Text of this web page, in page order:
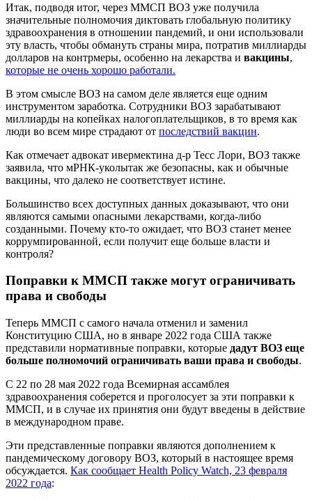
Итак, подводя итог, через ММСП ВОЗ уже получила
значительные полномочия диктовать глобальную политику
здравоохранения в отношении пандемий, и они использовали
эту власть, чтобы обмануть страны мира, потратив миллиарды
долларов на контрмеры, особенно на лекарства и вакцины,
которые не очень хорошо работали.
В этом смысле ВОЗ на самом деле является еще одним
инструментом заработка. Сотрудники ВОЗ зарабатывают
миллиарды на копейках налогоплательщиков, в то время как
люди во всем мире страдают от последствий вакцин.
Как отмечает адвокат ивермектина д-р Тесс Лори, ВОЗ также
заявила, что мРНК-уколытак же безопасны, как и обычные
вакцины, что далеко не соответствует истине.
Большинство всех доступных данных доказывают, что они
являются самыми опасными лекарствами, когда-либо
созданными. Почему кто-то ожидает, что ВОЗ станет менее
коррумпированной, если получит еще больше власти и
контроля?
Поправки к ММСП также могут ограничивать
права и свободы
Теперь ММСП с самого начала отменил и заменил
Конституцию США, но в январе 2022 года США также
представили нормативные поправки, которые дадут ВОЗ еще
больше полномочий ограничивать ваши права и свободы.
С 22 по 28 мая 2022 года Всемирная ассамблея
здравоохранения соберется и проголосует за эти поправки к
ММСП, и в случае их принятия они будут введены в действие
в международном праве.
Эти представленные поправки являются дополнением к
пандемическому договору ВОЗ, который в настоящее время
обсуждается. Как сообщает Health Policy Watch, 23 февраля
2022 года: